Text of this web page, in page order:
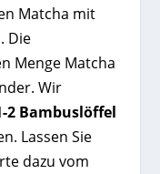
Matcha mit
Die
Menge Matcha
Wir
2 Bambuslöffel
Lassen Sie
dazu vom